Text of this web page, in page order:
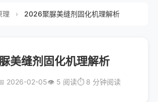
理 › 2026聚脲美缝剂固化机理解析
美缝剂固化机理解析
2026-02-05👁️ 5 阅读⏱️ 8 分钟阅读